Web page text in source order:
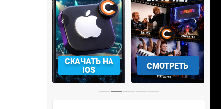
СКАЧАТЬ НА
IOS
СМОТРЕТЬ
‹ ›